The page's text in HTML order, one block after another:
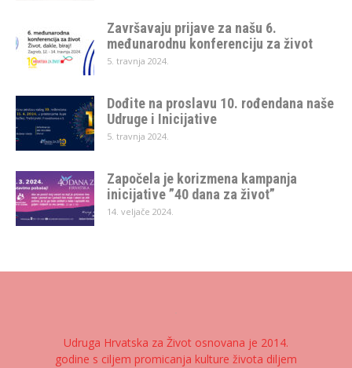
Završavaju prijave za našu 6.
međunarodnu konferenciju za život
5. travnja 2024.
Dođite na proslavu 10. rođendana naše
Udruge i Inicijative
5. travnja 2024.
Započela je korizmena kampanja
inicijative ”40 dana za život”
14. veljače 2024.
Udruga Hrvatska za Život osnovana je 2014.
godine s ciljem promicanja kulture života diljem